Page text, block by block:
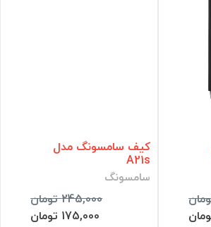
کیف سامسونگ مدل
A21s
سامسونگ
245,000 تومان
175,000 تومان